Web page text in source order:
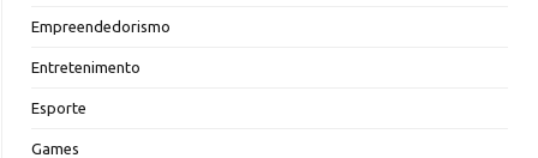
Empreendedorismo
Entretenimento
Esporte
Games